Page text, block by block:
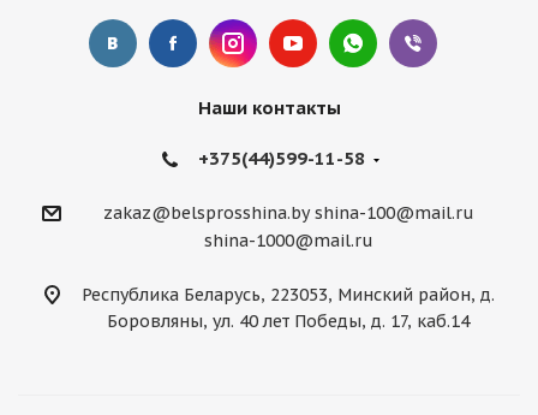
Наши контакты
+375(44)599-11-58
zakaz@belsprosshina.by shina-100@mail.ru
shina-1000@mail.ru
Республика Беларусь, 223053, Минский район, д.
Боровляны, ул. 40 лет Победы, д. 17, каб.14